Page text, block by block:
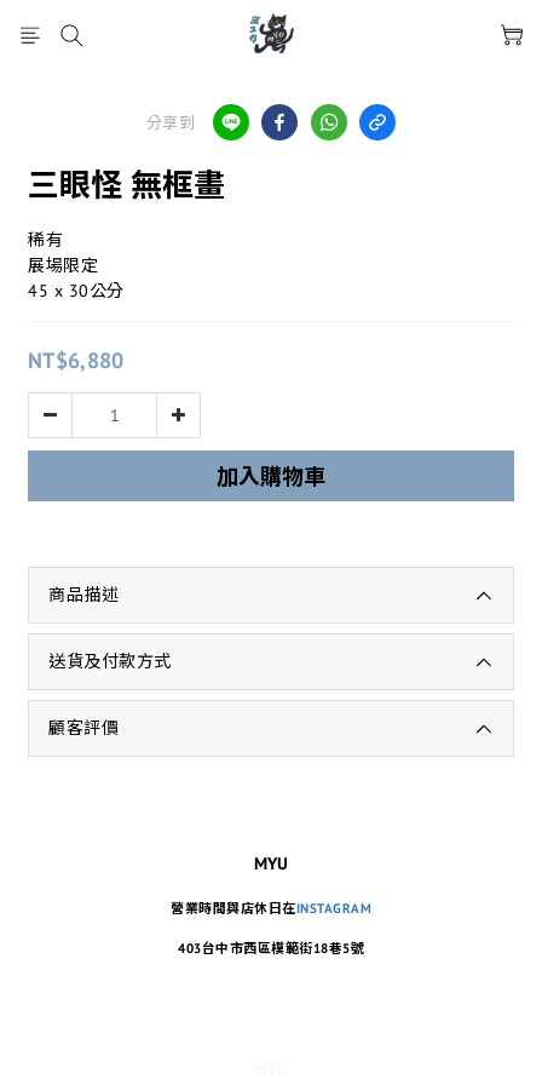
分享到
三眼怪 無框畫
稀有
展場限定
45 x 30公分
NT$6,880
加入購物車
商品描述
送貨及付款方式
顧客評價
MYU
營業時間與店休日在INSTAGRAM
403台中市西區模範街18巷5號